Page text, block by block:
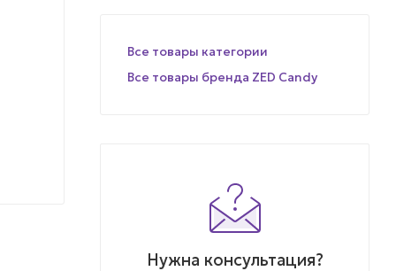
Все товары категории
Все товары бренда ZED Candy
Нужна консультация?